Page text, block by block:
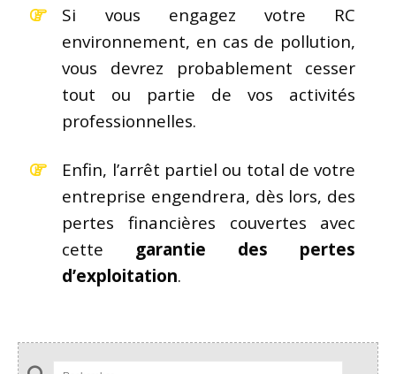
Si vous engagez votre RC
environnement, en cas de pollution,
vous devrez probablement cesser
tout ou partie de vos activités
professionnelles.
Enfin, l’arrêt partiel ou total de votre
entreprise engendrera, dès lors, des
pertes financières couvertes avec
cette garantie des pertes
d’exploitation.